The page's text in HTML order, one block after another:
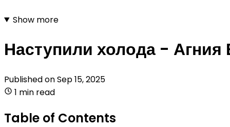
Show more
Наступили холода - Агния
Published onSep 15, 2025
1 min read
Table of Contents